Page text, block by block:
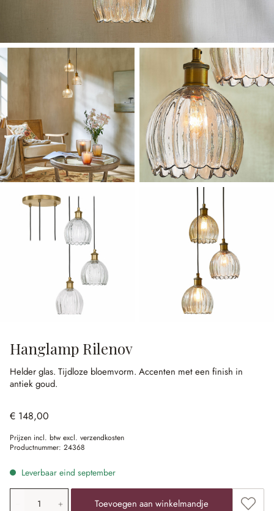
Hanglamp Rilenov
Helder glas. Tijdloze bloemvorm. Accenten met een finish in
antiek goud.
€ 148,00
Prijzen incl. btw excl. verzendkosten
Productnummer: 24368
Leverbaar eind september
Producthoeveelheid: voer de gewenste waarde in of
Toevoegen aan winkelmandje